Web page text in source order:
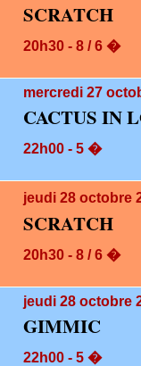
SCRATCH
20h30 - 8 / 6 �
mercredi 27
CACTUS IN
22h00 - 5 �
jeudi 28 octobre
SCRATCH
20h30 - 8 / 6 �
jeudi 28 octobre
GIMMIC
22h00 - 5 �